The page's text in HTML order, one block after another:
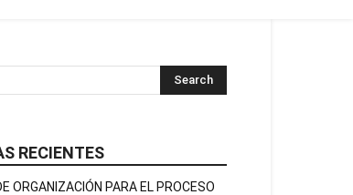
RECIENTES
ORGANIZACIÓN PARA EL PROCESO